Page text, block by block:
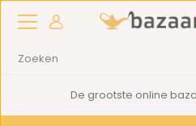
De grootste online